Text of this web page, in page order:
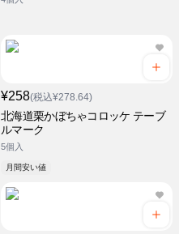
¥258(税込¥278.64)
北海道栗かぼちゃコロッケ テーブ
ルマーク
5個入
月間安い値